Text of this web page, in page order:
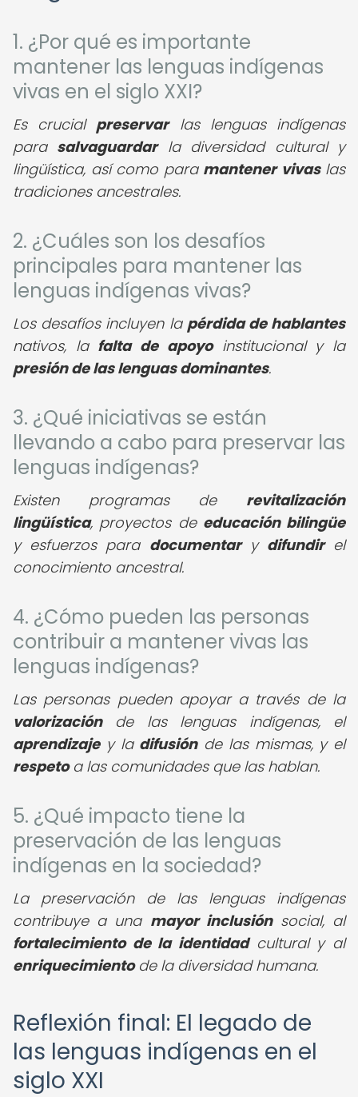
1. ¿Por qué es importante
mantener las lenguas indígenas
vivas en el siglo XXI?
Es crucial preservarlas lenguas indígenas
para salvaguardarla diversidad cultural y
lingüística, así como para mantener vivaslas
tradiciones ancestrales.
2. ¿Cuáles son los desafíos
principales para mantener las
lenguas indígenas vivas?
Los desafíos incluyen la pérdida de hablantes
nativos, la falta de apoyoinstitucional y la
presión de las lenguas dominantes.
3. ¿Qué iniciativas se están
llevando a cabo para preservar las
lenguas indígenas?
Existen programas de revitalización
lingüística, proyectos de educación bilingüe
y esfuerzos para documentary difundirel
conocimiento ancestral.
4. ¿Cómo pueden las personas
contribuir a mantener vivas las
lenguas indígenas?
Las personas pueden apoyar a través de la
valorizaciónde las lenguas indígenas, el
aprendizajey la difusiónde las mismas, y el
respetoa las comunidades que las hablan.
5. ¿Qué impacto tiene la
preservación de las lenguas
indígenas en la sociedad?
La preservación de las lenguas indígenas
contribuye a una mayor inclusiónsocial, al
fortalecimiento de la identidadcultural y al
enriquecimientode la diversidad humana.
Reflexión final: El legado de
las lenguas indígenas en el
siglo XXI